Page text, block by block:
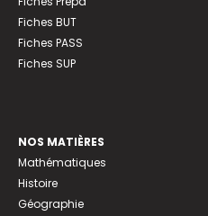
Fiches BUT
Fiches PASS
Fiches SUP
NOS MATIÈRES
Mathématiques
Histoire
Géographie